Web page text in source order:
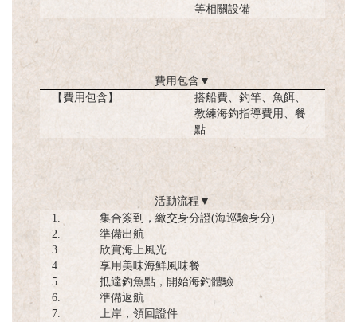
等相關設備
費用包含 ▼
【費用包含】
搭船費、釣竿、魚餌、
教練海釣指導費用、餐
點
活動流程 ▼
1.
集合簽到，繳交身分證(海巡驗身分)
2.
準備出航
3.
欣賞海上風光
4.
享用美味海鮮風味餐
5.
抵達釣魚點，開始海釣體驗
6.
準備返航
7.
上岸，領回證件